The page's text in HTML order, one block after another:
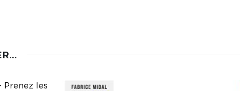
Prenez les